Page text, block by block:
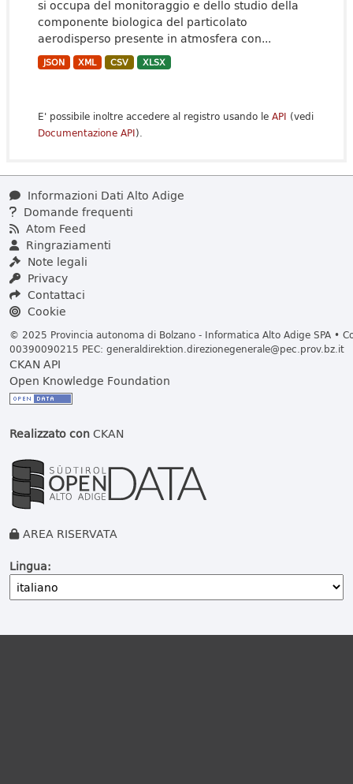
si occupa del monitoraggio e dello studio della
componente biologica del particolato
aerodisperso presente in atmosfera con...
JSON XML CSV XLSX
E' possibile inoltre accedere al registro usando le API (vedi
Documentazione API).
Informazioni Dati Alto Adige
Domande frequenti
Atom Feed
Ringraziamenti
Note legali
Privacy
Contattaci
Cookie
© 2025 Provincia autonoma di Bolzano - Informatica Alto Adige SPA •
00390090215 PEC: generaldirektion.direzionegenerale@pec.prov.bz.it
CKAN API
Open Knowledge Foundation
Realizzato conCKAN
AREA RISERVATA
Lingua